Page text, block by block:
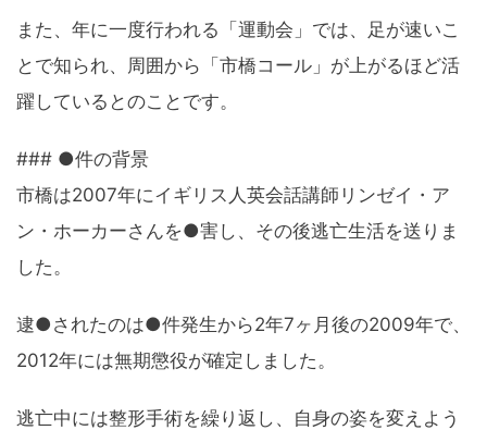
また、年に一度行われる「運動会」では、足が速いこ
とで知られ、周囲から「市橋コール」が上がるほど活
躍しているとのことです。
### ●件の背景
市橋は2007年にイギリス人英会話講師リンゼイ・ア
ン・ホーカーさんを●害し、その後逃亡生活を送りま
した。
逮●されたのは●件発生から2年7ヶ月後の2009年で、
2012年には無期懲役が確定しました。
逃亡中には整形手術を繰り返し、自身の姿を変えよう